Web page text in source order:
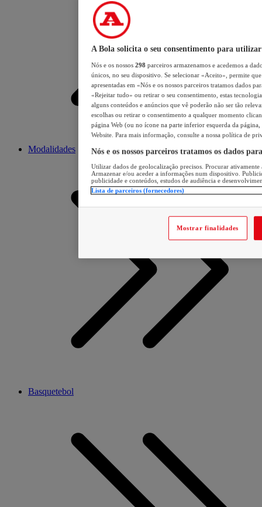
Modalidades
Basquetebol
A Bola solicita o seu consentimento para utilizar
Nós e os nossos 298 parceiros armazenamos e acedemos a
únicos, no seu dispositivo. Se selecionar «Aceito», permite
apresentadas em «Nós e os nossos parceiros tratamos dados
«Rejeitar tudo» ou retirar o seu consentimento, estas
alguns conteúdos e anúncios que vê poderão não ser tão
escolhas ou retirar o consentimento a qualquer momento
página Web (ou no ícone na parte inferior esquerda da página,
Website. Para mais informação, consulte a nossa política de
Nós e os nossos parceiros tratamos os dados
Utilizar dados de geolocalização precisos. Procurar
Armazenar e/ou aceder a informações num dispositivo.
publicidade e conteúdos, estudos de audiência e
Lista de parceiros (fornecedores)
Mostrar finalidades